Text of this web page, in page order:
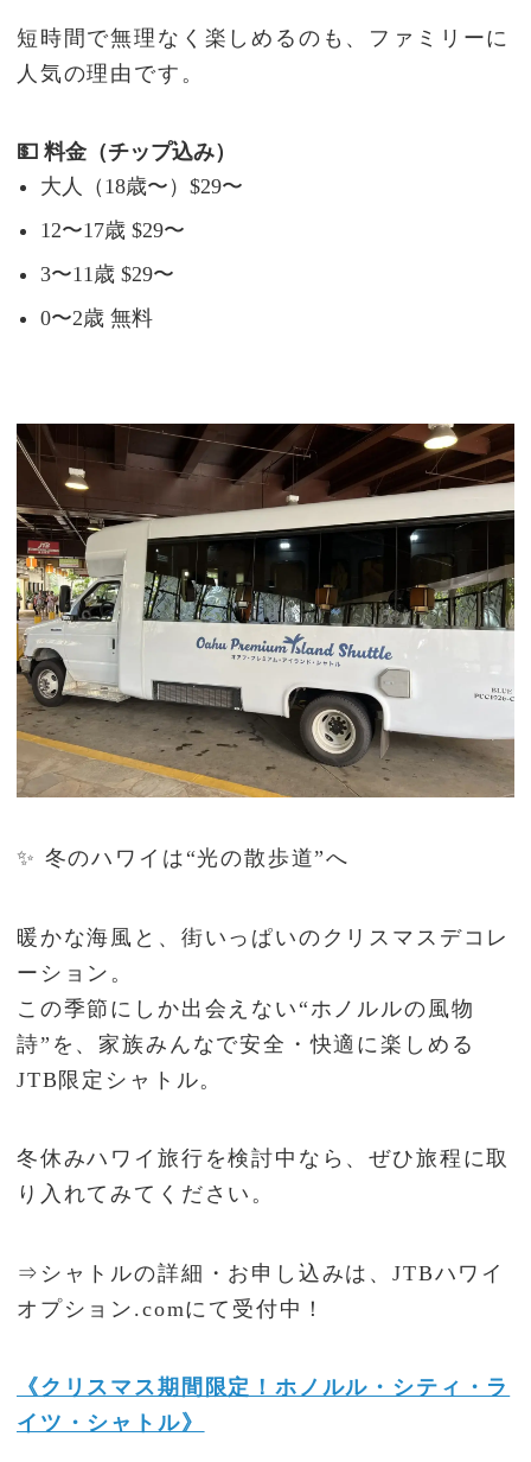
短時間で無理なく楽しめるのも、ファミリーに
人気の理由です。
💵 料金（チップ込み）
大人（18歳〜）$29〜
12〜17歳 $29〜
3〜11歳 $29〜
0〜2歳 無料
✨ 冬のハワイは“光の散歩道”へ
暖かな海風と、街いっぱいのクリスマスデコレ
ーション。
この季節にしか出会えない“ホノルルの風物
詩”を、家族みんなで安全・快適に楽しめる
JTB限定シャトル。
冬休みハワイ旅行を検討中なら、ぜひ旅程に取
り入れてみてください。
⇒シャトルの詳細・お申し込みは、JTBハワイ
オプション.comにて受付中！
《クリスマス期間限定！ホノルル・シティ・ラ
イツ・シャトル》